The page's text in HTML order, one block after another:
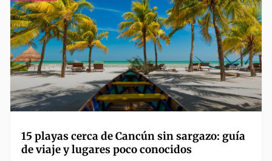
15 playas cerca de Cancún sin sargazo: guía
de viaje y lugares poco conocidos